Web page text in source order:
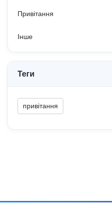
Привітання
Інше
Теги
привітання